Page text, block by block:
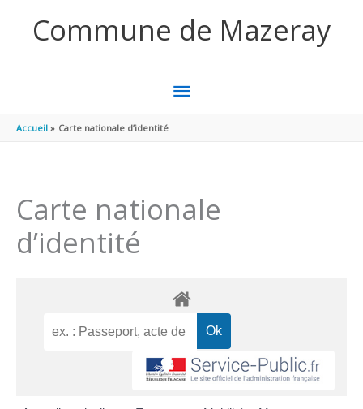
Commune de Mazeray
MENU
Accueil Carte nationale d’identité
Carte nationale
d’identité